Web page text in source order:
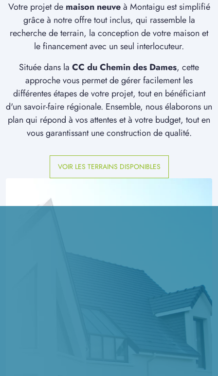
Votre projet de maison neuveà Montaigu est simplifié
grâce à notre offre tout inclus, qui rassemble la
recherche de terrain, la conception de votre maison et
le financement avec un seul interlocuteur.
Située dans la CC du Chemin des Dames, cette
approche vous permet de gérer facilement les
différentes étapes de votre projet, tout en bénéficiant
d'un savoir-faire régionale. Ensemble, nous élaborons un
plan qui répond à vos attentes et à votre budget, tout en
vous garantissant une construction de qualité.
VOIR LES TERRAINS DISPONIBLES